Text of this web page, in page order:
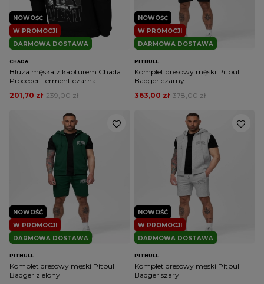
W PROMOCJI
NOWOŚĆ
DARMOWA DOSTAWA
CHADA
Bluza męska z kapturem Chada
Proceder Ferment czarna
239,00 zł
201,70 zł
W PROMOCJI
NOWOŚĆ
DARMOWA DOSTAWA
PITBULL
Komplet dresowy męski Pitbull
Badger czarny
378,00 zł
363,00 zł
W PROMOCJI
NOWOŚĆ
DARMOWA DOSTAWA
PITBULL
Komplet dresowy męski Pitbull
Badger zielony
W PROMOCJI
NOWOŚĆ
DARMOWA DOSTAWA
PITBULL
Komplet dresowy męski Pitbull
Badger szary